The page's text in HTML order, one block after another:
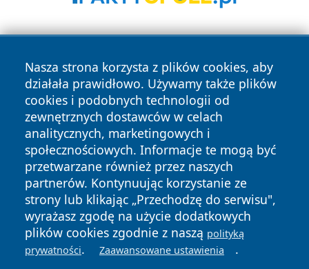
Nasza strona korzysta z plików cookies, aby
działała prawidłowo. Używamy także plików
cookies i podobnych technologii od
zewnętrznych dostawców w celach
analitycznych, marketingowych i
społecznościowych. Informacje te mogą być
przetwarzane również przez naszych
partnerów. Kontynuując korzystanie ze
strony lub klikając „Przechodzę do serwisu",
wyrażasz zgodę na użycie dodatkowych
plików cookies zgodnie z naszą polityką
prywatności. Zaawansowane ustawienia .
Copyright © 2026 tarnowskie24.pl Wszystkie prawa
zastrzeżone.
News Autorzy
Polityka
Prywatności
Polityka
Cookies